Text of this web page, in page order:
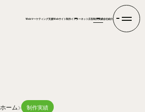
Webマーケティング支援Webサイト制作インターネット広告制作実績会社紹介
ホーム 制作実績